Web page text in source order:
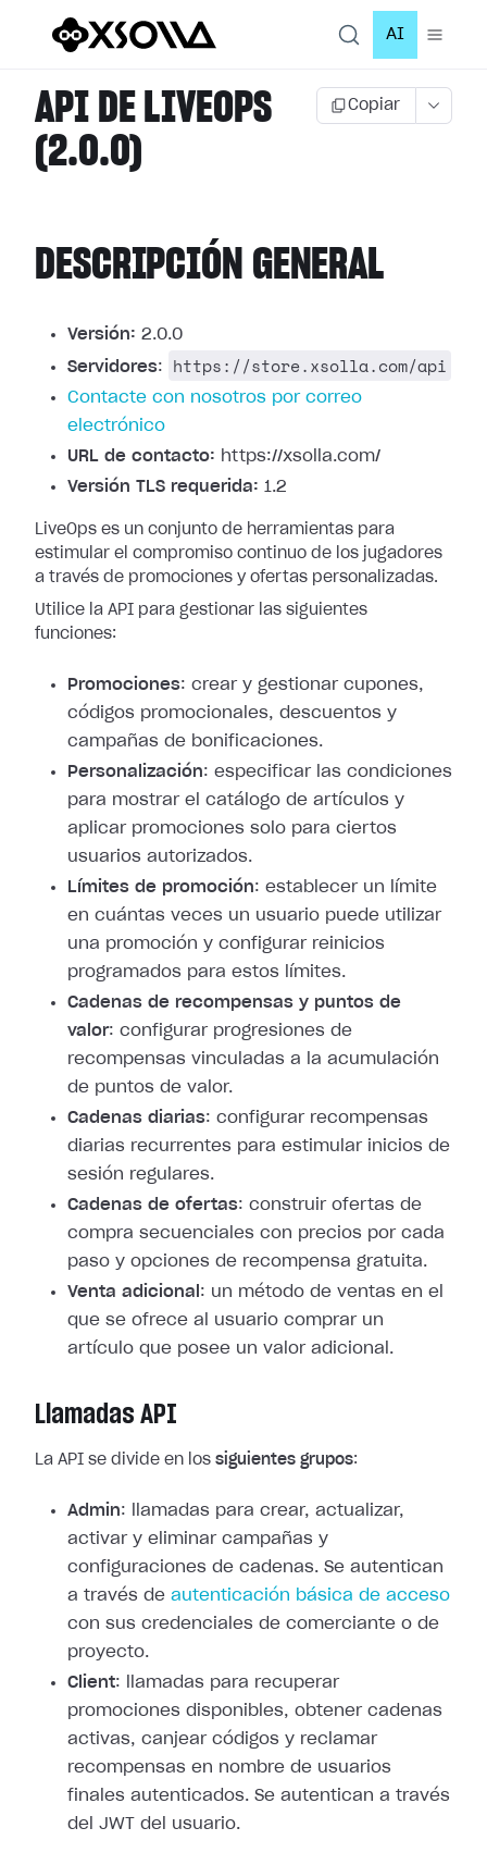
AI
API DE LIVEOPS
(2.0.0)
Copiar
DESCRIPCIÓN GENERAL
Versión: 2.0.0
Servidores: https://store.xsolla.com/api
Contacte con nosotros por correo
electrónico
URL de contacto: https://xsolla.com/
Versión TLS requerida: 1.2
LiveOps es un conjunto de herramientas para
estimular el compromiso continuo de los jugadores
a través de promociones y ofertas personalizadas.
Utilice la API para gestionar las siguientes
funciones:
Promociones: crear y gestionar cupones,
códigos promocionales, descuentos y
campañas de bonificaciones.
Personalización: especificar las condiciones
para mostrar el catálogo de artículos y
aplicar promociones solo para ciertos
usuarios autorizados.
Límites de promoción: establecer un límite
en cuántas veces un usuario puede utilizar
una promoción y configurar reinicios
programados para estos límites.
Cadenas de recompensas y puntos de
valor: configurar progresiones de
recompensas vinculadas a la acumulación
de puntos de valor.
Cadenas diarias: configurar recompensas
diarias recurrentes para estimular inicios de
sesión regulares.
Cadenas de ofertas: construir ofertas de
compra secuenciales con precios por cada
paso y opciones de recompensa gratuita.
Venta adicional : un método de ventas en el
que se ofrece al usuario comprar un
artículo que posee un valor adicional.
Llamadas API
La API se divide en los siguientes grupos:
Admin: llamadas para crear, actualizar,
activar y eliminar campañas y
configuraciones de cadenas. Se autentican
a través de autenticación básica de acceso
con sus credenciales de comerciante o de
proyecto.
Client: llamadas para recuperar
promociones disponibles, obtener cadenas
activas, canjear códigos y reclamar
recompensas en nombre de usuarios
finales autenticados. Se autentican a través
del JWT del usuario.